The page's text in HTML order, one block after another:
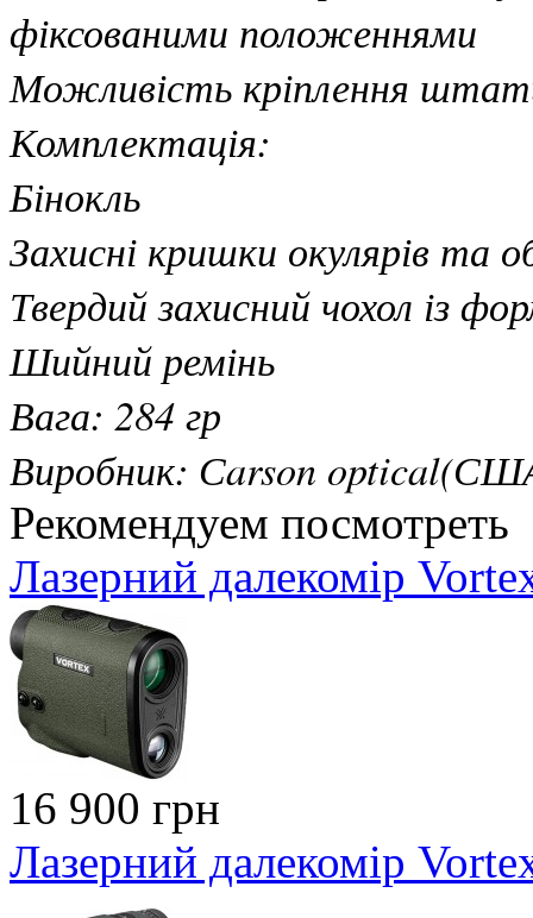
фіксованими положеннями
Можливість кріплення
Комплектація:
Бінокль
Захисні кришки окулярів та
Твердий захисний чохол із
Шийний ремінь
Вага: 284 гр
Виробник: Сarson
Рекомендуем посмотреть
Лазерний далекомір
16 900 грн
Лазерний далекомір